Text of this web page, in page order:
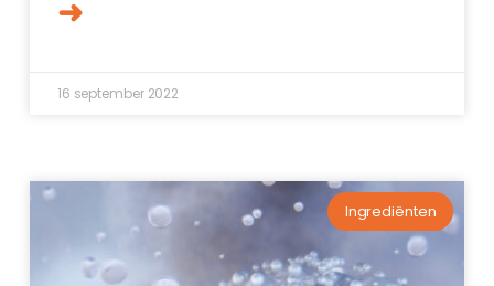
➜
16 september 2022
Ingrediënten